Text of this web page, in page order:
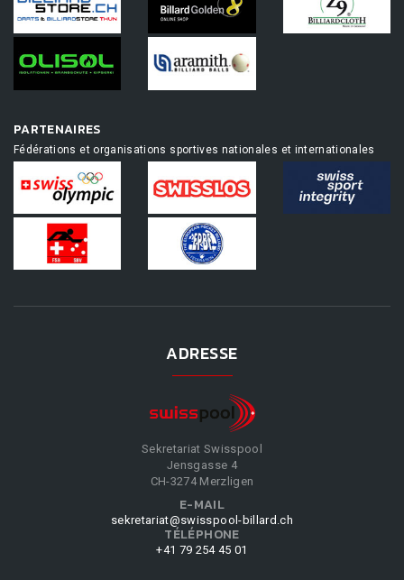
PARTENAIRES
Fédérations et organisations sportives nationales et internationales
ADRESSE
Sekretariat Swisspool
Jensgasse 4
CH-3274 Merzligen
E-MAIL
sekretariat@swisspool-billard.ch
TÉLÉPHONE
+41 79 254 45 01